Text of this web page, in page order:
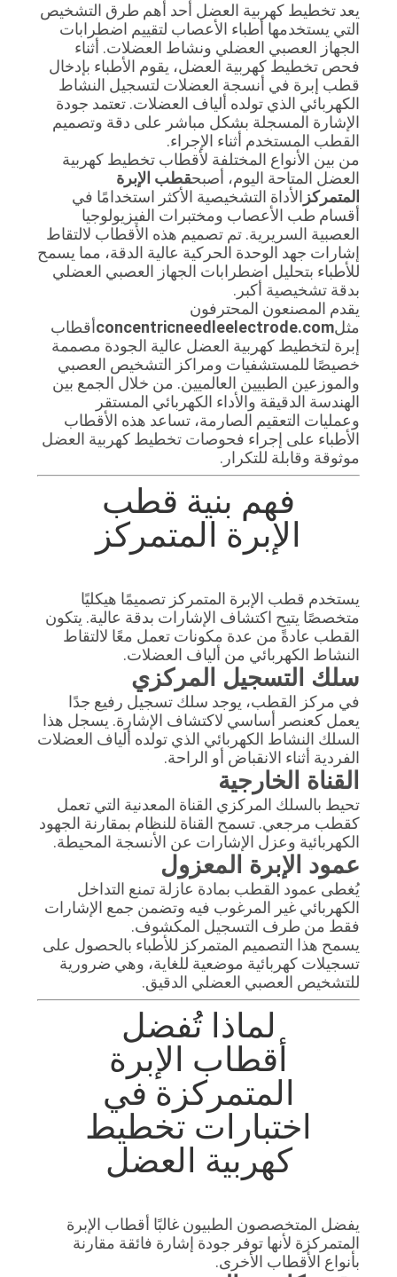
يعد تخطيط كهربية العضل أحد أهم طرق التشخيص
التي يستخدمها أطباء الأعصاب لتقييم اضطرابات
الجهاز العصبي العضلي ونشاط العضلات. أثناء
فحص تخطيط كهربية العضل، يقوم الأطباء بإدخال
قطب إبرة في أنسجة العضلات لتسجيل النشاط
الكهربائي الذي تولده ألياف العضلات. تعتمد جودة
الإشارة المسجلة بشكل مباشر على دقة وتصميم
القطب المستخدم أثناء الإجراء.
من بين الأنواع المختلفة لأقطاب تخطيط كهربية
العضل المتاحة اليوم، أصبحقطب الإبرة
المتمركز الأداة التشخيصية الأكثر استخدامًا في
أقسام طب الأعصاب ومختبرات الفيزيولوجيا
العصبية السريرية. تم تصميم هذه الأقطاب لالتقاط
إشارات جهد الوحدة الحركية عالية الدقة، مما يسمح
للأطباء بتحليل اضطرابات الجهاز العصبي العضلي
بدقة تشخيصية أكبر.
يقدم المصنعون المحترفون
مثلconcentricneedleelectrode.comأقطاب
إبرة لتخطيط كهربية العضل عالية الجودة مصممة
خصيصًا للمستشفيات ومراكز التشخيص العصبي
والموزعين الطبيين العالميين. من خلال الجمع بين
الهندسة الدقيقة والأداء الكهربائي المستقر
وعمليات التعقيم الصارمة، تساعد هذه الأقطاب
الأطباء على إجراء فحوصات تخطيط كهربية العضل
موثوقة وقابلة للتكرار.
فهم بنية قطب
الإبرة المتمركز
يستخدم قطب الإبرة المتمركز تصميمًا هيكليًا
متخصصًا يتيح اكتشاف الإشارات بدقة عالية. يتكون
القطب عادةً من عدة مكونات تعمل معًا لالتقاط
النشاط الكهربائي من ألياف العضلات.
سلك التسجيل المركزي
في مركز القطب، يوجد سلك تسجيل رفيع جدًا
يعمل كعنصر أساسي لاكتشاف الإشارة. يسجل هذا
السلك النشاط الكهربائي الذي تولده ألياف العضلات
الفردية أثناء الانقباض أو الراحة.
القناة الخارجية
تحيط بالسلك المركزي القناة المعدنية التي تعمل
كقطب مرجعي. تسمح القناة للنظام بمقارنة الجهود
الكهربائية وعزل الإشارات عن الأنسجة المحيطة.
عمود الإبرة المعزول
يُغطى عمود القطب بمادة عازلة تمنع التداخل
الكهربائي غير المرغوب فيه وتضمن جمع الإشارات
فقط من طرف التسجيل المكشوف.
يسمح هذا التصميم المتمركز للأطباء بالحصول على
تسجيلات كهربائية موضعية للغاية، وهي ضرورية
للتشخيص العصبي العضلي الدقيق.
لماذا تُفضل
أقطاب الإبرة
المتمركزة في
اختبارات تخطيط
كهربية العضل
يفضل المتخصصون الطبيون غالبًا أقطاب الإبرة
المتمركزة لأنها توفر جودة إشارة فائقة مقارنة
بأنواع الأقطاب الأخرى.